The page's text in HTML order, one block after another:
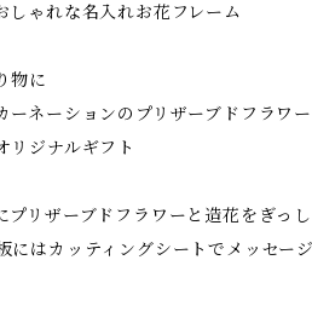
しゃれな名入れお花フレーム
物に
ーネーションのプリザーブドフラワ
リジナルギフト
プリザーブドフラワーと造花をぎっ
にはカッティングシートでメッセー